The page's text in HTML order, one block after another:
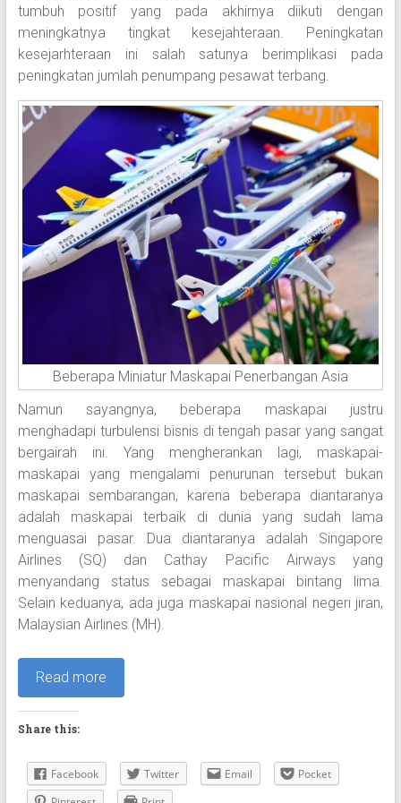
tumbuh positif yang pada akhirnya diikuti dengan
meningkatnya tingkat kesejahteraan. Peningkatan
kesejarhteraan ini salah satunya berimplikasi pada
peningkatan jumlah penumpang pesawat terbang.
Beberapa Miniatur Maskapai Penerbangan Asia
Namun sayangnya, beberapa maskapai justru
menghadapi turbulensi bisnis di tengah pasar yang sangat
bergairah ini. Yang mengherankan lagi, maskapai-
maskapai yang mengalami penurunan tersebut bukan
maskapai sembarangan, karena beberapa diantaranya
adalah maskapai terbaik di dunia yang sudah lama
menguasai pasar. Dua diantaranya adalah Singapore
Airlines (SQ) dan Cathay Pacific Airways yang
menyandang status sebagai maskapai bintang lima.
Selain keduanya, ada juga maskapai nasional negeri jiran,
Malaysian Airlines (MH).
Read more
Share this:
Facebook Twitter Email
Pocket